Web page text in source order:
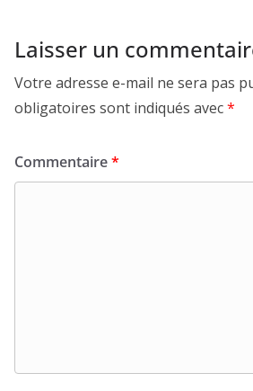
Laisser un
Votre adresse e-mail ne sera pas
obligatoires sont indiqués avec*
Commentaire*